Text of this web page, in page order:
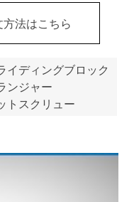
法はこちら
イディングブロック
ンジャー
トスクリュー